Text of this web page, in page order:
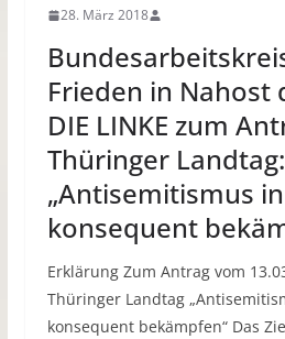
28. März 2018
Frieden in Nahost
DIE LINKE zum
Thüringer Landtag:
„Antisemitismus
konsequent
Erklärung Zum Antrag vom
Thüringer Landtag
konsequent bekämpfen“ Das